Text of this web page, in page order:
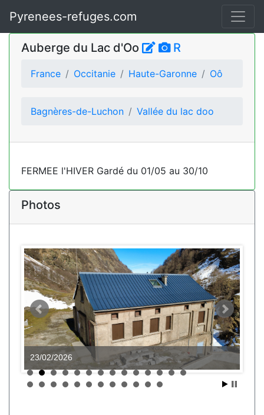
Pyrenees-refuges.com
Auberge du Lac d'Oo R
France Occitanie Haute-Garonne Oô
Bagnères-de-Luchon Vallée du lac doo
FERMEE l'HIVER Gardé du 01/05 au 30/10
Photos
23/02/2026